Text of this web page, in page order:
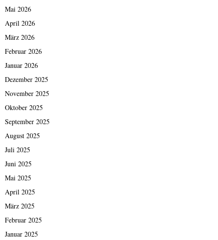
Mai 2026
April 2026
März 2026
Februar 2026
Januar 2026
Dezember 2025
November 2025
Oktober 2025
September 2025
August 2025
Juli 2025
Juni 2025
Mai 2025
April 2025
März 2025
Februar 2025
Januar 2025